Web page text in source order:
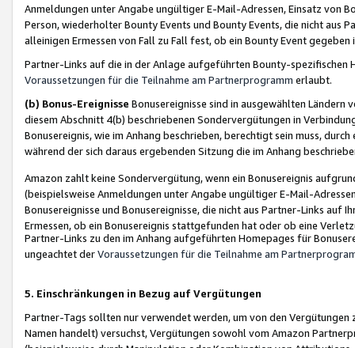
Anmeldungen unter Angabe ungültiger E-Mail-Adressen, Einsatz von
Person, wiederholter Bounty Events und Bounty Events, die nicht
alleinigen Ermessen von Fall zu Fall fest, ob ein Bounty Event
Partner-Links auf die in der Anlage aufgeführten Bounty-spezifischen
Voraussetzungen für die Teilnahme am Partnerprogramm erlaubt.
(b) Bonus-Ereignisse Bonusereignisse sind in ausgewählten Ländern
diesem Abschnitt 4(b) beschriebenen Sondervergütungen in
Bonusereignis, wie im Anhang beschrieben, berechtigt sein muss,
während der sich daraus ergebenden Sitzung die im Anhang
Amazon zahlt keine Sondervergütung, wenn ein Bonusereignis
(beispielsweise Anmeldungen unter Angabe ungültiger E-Mail-
Bonusereignisse und Bonusereignisse, die nicht aus Partner-Links auf
Ermessen, ob ein Bonusereignis stattgefunden hat oder ob eine
Partner-Links zu den im Anhang aufgeführten Homepages für
ungeachtet derVoraussetzungen für die Teilnahme am
5. Einschränkungen in Bezug auf Vergütungen
Partner-Tags sollten nur verwendet werden, um von den
Namen handelt) versuchst, Vergütungen sowohl vom Amazon